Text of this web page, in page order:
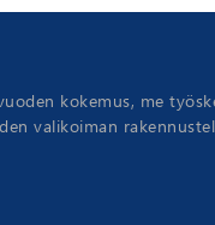
kokemus, me
valikoiman